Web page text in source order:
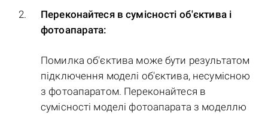
Переконайтеся в сумісності об'єктива і
фотоапарата:
Помилка об'єктива може бути результатом
підключення моделі об'єктива, несумісною
з фотоапаратом. Переконайтеся в
сумісності моделі фотоапарата з моделлю